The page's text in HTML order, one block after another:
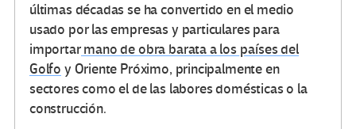
últimas décadas se ha convertido en el medio
usado por las empresas y particulares para
importar mano de obra barata a los países del
Golfo y Oriente Próximo, principalmente en
sectores como el de las labores domésticas o la
construcción.